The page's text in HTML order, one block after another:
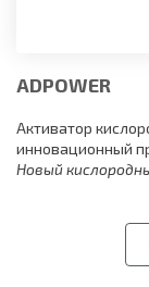
ADPOWER
Активатор
инновационный
Новый